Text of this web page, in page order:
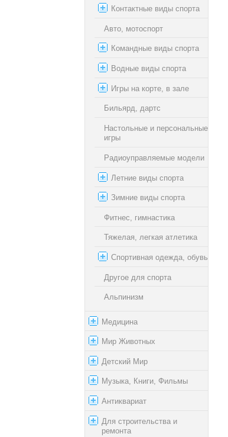
Контактные виды спорта
Авто, мотоспорт
Командные виды спорта
Водные виды спорта
Игры на корте, в зале
Бильярд, дартс
Настольные и персональные
игры
Радиоуправляемые модели
Летние виды спорта
Зимние виды спорта
Фитнес, гимнастика
Тяжелая, легкая атлетика
Спортивная одежда, обувь
Другое для спорта
Альпинизм
Медицина
Мир Животных
Детский Мир
Музыка, Книги, Фильмы
Антиквариат
Для строительства и
ремонта